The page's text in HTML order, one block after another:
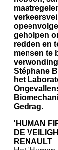
geholpen
redden en
mensen te
Stéphane
het
Gedrag.
'HUMAN
DE
RENAULT